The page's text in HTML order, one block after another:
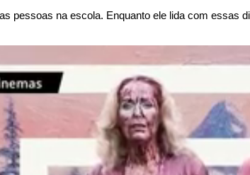
pessoas na escola. Enquanto ele lida com essas